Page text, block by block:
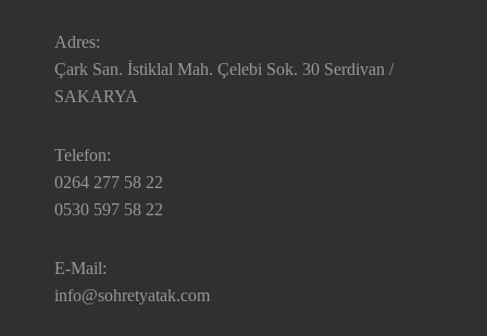
Adres:
Çark San. İstiklal Mah. Çelebi Sok. 30 Serdivan /
SAKARYA
Telefon:
0264 277 58 22
0530 597 58 22
E-Mail:
info@sohretyatak.com